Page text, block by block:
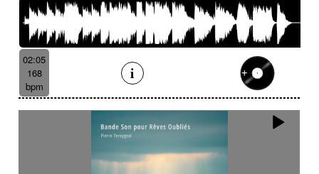
02:05
168
bpm